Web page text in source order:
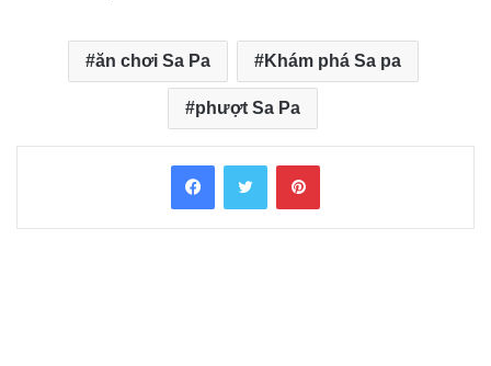
ăn chơi Sa Pa Khám phá Sa pa
phượt Sa Pa
FacebookTwitter Pinterest